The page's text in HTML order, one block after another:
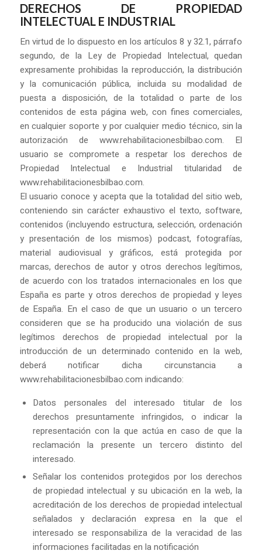
DERECHOS DE PROPIEDAD
INTELECTUAL E INDUSTRIAL
En virtud de lo dispuesto en los artículos 8 y 32.1, párrafo
segundo, de la Ley de Propiedad Intelectual, quedan
expresamente prohibidas la reproducción, la distribución
y la comunicación pública, incluida su modalidad de
puesta a disposición, de la totalidad o parte de los
contenidos de esta página web, con fines comerciales,
en cualquier soporte y por cualquier medio técnico, sin la
autorización de www.rehabilitacionesbilbao.com. El
usuario se compromete a respetar los derechos de
Propiedad Intelectual e Industrial titularidad de
www.rehabilitacionesbilbao.com.
El usuario conoce y acepta que la totalidad del sitio web,
conteniendo sin carácter exhaustivo el texto, software,
contenidos (incluyendo estructura, selección, ordenación
y presentación de los mismos) podcast, fotografías,
material audiovisual y gráficos, está protegida por
marcas, derechos de autor y otros derechos legítimos,
de acuerdo con los tratados internacionales en los que
España es parte y otros derechos de propiedad y leyes
de España. En el caso de que un usuario o un tercero
consideren que se ha producido una violación de sus
legítimos derechos de propiedad intelectual por la
introducción de un determinado contenido en la web,
deberá notificar dicha circunstancia a
www.rehabilitacionesbilbao.com indicando:
Datos personales del interesado titular de los
derechos presuntamente infringidos, o indicar la
representación con la que actúa en caso de que la
reclamación la presente un tercero distinto del
interesado.
Señalar los contenidos protegidos por los derechos
de propiedad intelectual y su ubicación en la web, la
acreditación de los derechos de propiedad intelectual
señalados y declaración expresa en la que el
interesado se responsabiliza de la veracidad de las
informaciones facilitadas en la notificación